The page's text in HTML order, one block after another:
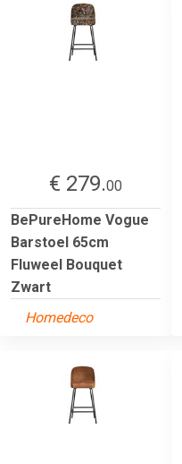
€ 279.00
BePureHome Vogue
Barstoel 65cm
Fluweel Bouquet
Zwart
Homedeco